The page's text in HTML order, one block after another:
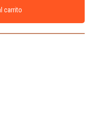
carrito